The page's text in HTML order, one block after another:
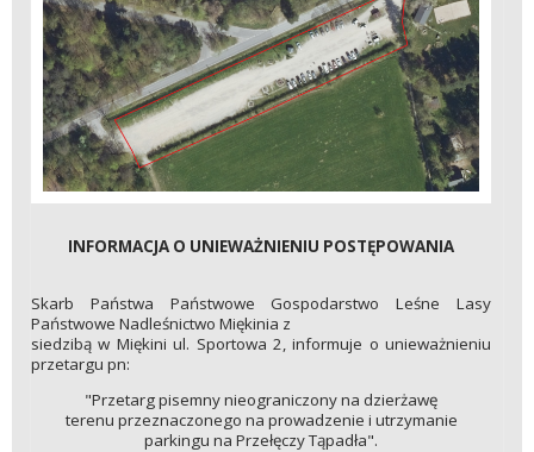
INFORMACJA O UNIEWAŻNIENIU POSTĘPOWANIA
Skarb Państwa Państwowe Gospodarstwo Leśne Lasy
Państwowe Nadleśnictwo Miękinia z
siedzibą w Miękini ul. Sportowa 2, informuje o unieważnieniu
przetargu pn:
"Przetarg pisemny nieograniczony na dzierżawę
terenu przeznaczonego na prowadzenie i utrzymanie
parkingu na Przełęczy Tąpadła".